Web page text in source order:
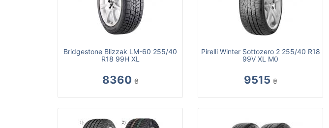
Bridgestone Blizzak LM-60 255/40
R18 99H XL
8360 ₴
Pirelli Winter Sottozero 2 255/40 R18
99V XL M0
9515 ₴